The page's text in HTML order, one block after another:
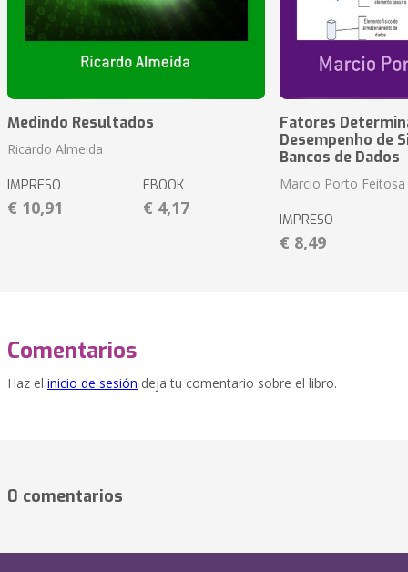
Medindo Resultados
Ricardo Almeida
IMPRESO
€ 10,91
EBOOK
€ 4,17
Fatores
Desempenho de
Bancos de Dados
Marcio Porto Feitosa
IMPRESO
€ 8,49
Comentarios
Haz el inicio de sesión deja tu comentario sobre el libro.
0 comentarios